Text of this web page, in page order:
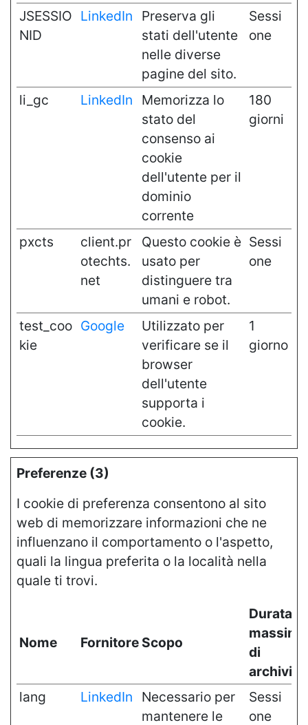
JSESSIO
NID
LinkedIn
Preserva gli
stati dell'utente
nelle diverse
pagine del sito.
Sessi
one
li_gc LinkedIn
Memorizza lo
stato del
consenso ai
cookie
dell'utente per il
dominio
corrente
180
giorni
pxcts
client.pr
otechts.
net
Questo cookie è
usato per
distinguere tra
umani e robot.
Sessi
one
test_coo
kie
Google
Utilizzato per
verificare se il
browser
dell'utente
supporta i
cookie.
1
giorno
Preferenze (3)
I cookie di preferenza consentono al sito
web di memorizzare informazioni che ne
influenzano il comportamento o l'aspetto,
quali la lingua preferita o la località nella
quale ti trovi.
Nome Fornitore Scopo
Durata
massima
di
lang
LinkedIn
Necessario per
mantenere le
Sessi
one